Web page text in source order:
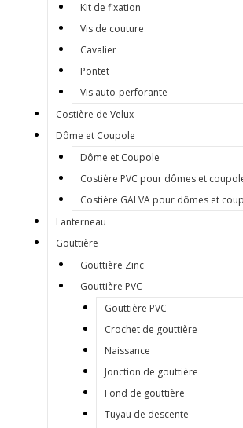
Kit de fixation
Vis de couture
Cavalier
Pontet
Vis auto-perforante
Costière de Velux
Dôme et Coupole
Dôme et Coupole
Costière PVC pour dômes et
Costière GALVA pour dômes et
Lanterneau
Gouttière
Gouttière Zinc
Gouttière PVC
Gouttière PVC
Crochet de gouttière
Naissance
Jonction de gouttière
Fond de gouttière
Tuyau de descente